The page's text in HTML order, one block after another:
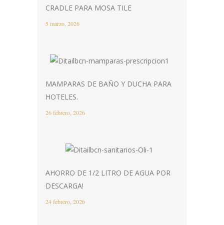
CRADLE PARA MOSA TILE
5 marzo, 2026
MAMPARAS DE BAÑO Y DUCHA PARA
HOTELES.
26 febrero, 2026
AHORRO DE 1/2 LITRO DE AGUA POR
DESCARGA!
24 febrero, 2026